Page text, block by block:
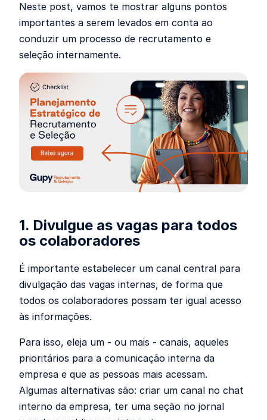
Neste post, vamos te mostrar alguns pontos
importantes a serem levados em conta ao
conduzir um processo de recrutamento e
seleção internamente.
1. Divulgue as vagas para todos
os colaboradores
É importante estabelecer um canal central para
divulgação das vagas internas, de forma que
todos os colaboradores possam ter igual acesso
às informações.
Para isso, eleja um - ou mais - canais, aqueles
prioritários para a comunicação interna da
empresa e que as pessoas mais acessam.
Algumas alternativas são: criar um canal no chat
interno da empresa, ter uma seção no jornal